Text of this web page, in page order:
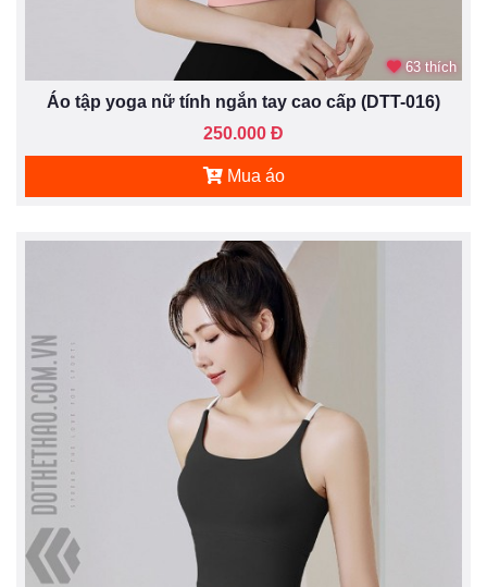
63 thích
Áo tập yoga nữ tính ngắn tay cao cấp (DTT-016)
250.000 Đ
Mua áo